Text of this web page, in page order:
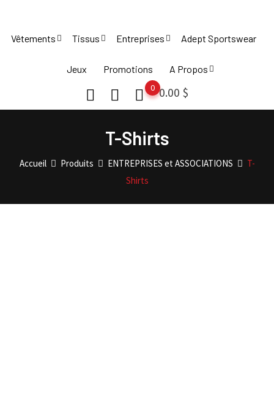
content
Vêtements Tissus Entreprises Adept Sportswear
Jeux Promotions A Propos
0.00 $
0
T-Shirts
Accueil Produits ENTREPRISES et ASSOCIATIONS
T-
Shirts